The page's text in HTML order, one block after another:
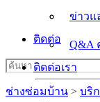
ข่าวแ
Q&A
ติดต่อเรา
Q&A
ติดต่อเรา
Search
for:
ช่างซ่อมบ้าน > บริ